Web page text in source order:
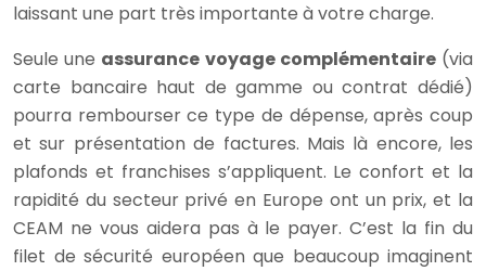
laissant une part très importante à votre charge.
Seule une assurance voyage complémentaire(via
carte bancaire haut de gamme ou contrat dédié)
pourra rembourser ce type de dépense, après coup
et sur présentation de factures. Mais là encore, les
plafonds et franchises s’appliquent. Le confort et la
rapidité du secteur privé en Europe ont un prix, et la
CEAM ne vous aidera pas à le payer. C’est la fin du
filet de sécurité européen que beaucoup imaginent